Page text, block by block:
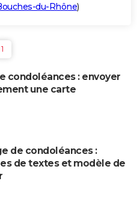
du-Rhône)
1
condoléances : envoyer
une carte
de condoléances :
de textes et modèle de